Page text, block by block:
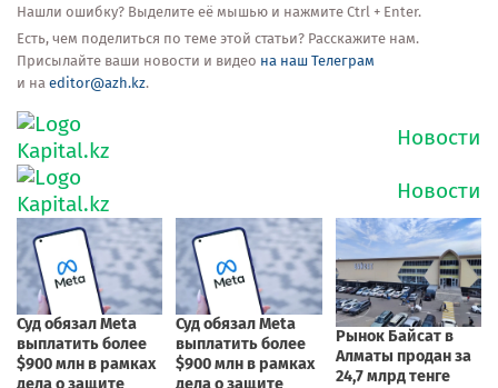
Нашли ошибку? Выделите её мышью и нажмите Ctrl + Enter.
Есть, чем поделиться по теме этой статьи? Расскажите нам.
Присылайте ваши новости и видео на наш Телеграм
и на editor@azh.kz.